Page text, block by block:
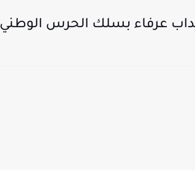
عرفاء بسلك الحرس الوطني